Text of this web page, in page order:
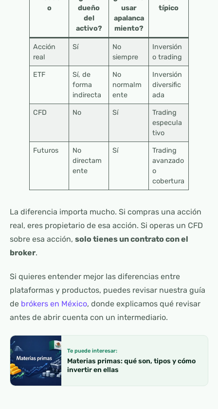
o
dueño
del
activo?
usar
apalanca
miento?
típico
Acción
real
Sí
No
siempre
Inversión
o trading
ETF
Sí, de
forma
indirecta
No
normalm
ente
Inversión
diversific
ada
CFD No Sí
Trading
especula
tivo
Futuros
No
directam
ente
Sí
Trading
avanzado
o
cobertura
La diferencia importa mucho. Si compras una acción
real, eres propietario de esa acción. Si operas un CFD
sobre esa acción, solo tienes un contrato con el
broker.
Si quieres entender mejor las diferencias entre
plataformas y productos, puedes revisar nuestra guía
de brókers en México, donde explicamos qué revisar
antes de abrir cuenta con un intermediario.
Te puede interesar:
Materias primas: qué son, tipos y cómo
invertir en ellas